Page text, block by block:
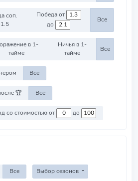
соп.
Победа от
до
Все
в 1-
тайме
Ничья в 1-
тайме
Все
Все
🏆 Все
Против команд со стоимостью от до
Все Выбор сезонов